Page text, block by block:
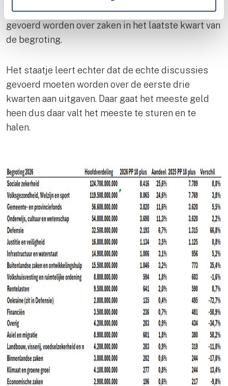
zijn. Naar verwachting zal weer veel discussie
gevoerd worden over zaken in het laatste kwart van
de begroting.
Het staatje leert echter dat de echte discussies
gevoerd moeten worden over de eerste drie
kwarten aan uitgaven. Daar gaat het meeste geld
heen dus daar valt het meeste te sturen en te
halen.